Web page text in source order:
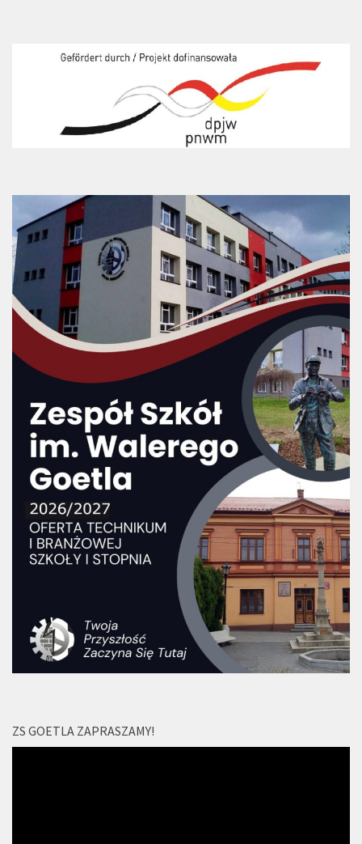
ZS GOETLA ZAPRASZAMY!